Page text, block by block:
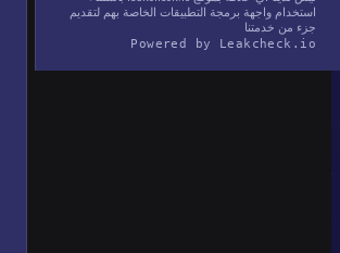
استخدام واجهة برمجة التطبيقات الخاصة بهم لتقديم
جزء من خدمتنا
Powered by Leakcheck.io